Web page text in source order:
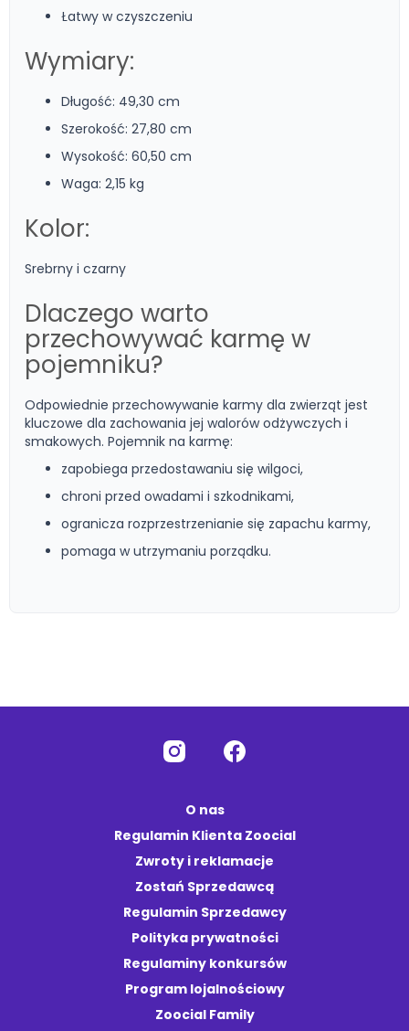
Łatwy w czyszczeniu
Wymiary:
Długość: 49,30 cm
Szerokość: 27,80 cm
Wysokość: 60,50 cm
Waga: 2,15 kg
Kolor:
Srebrny i czarny
Dlaczego warto
przechowywać karmę w
pojemniku?
Odpowiednie przechowywanie karmy dla zwierząt jest
kluczowe dla zachowania jej walorów odżywczych i
smakowych. Pojemnik na karmę:
zapobiega przedostawaniu się wilgoci,
chroni przed owadami i szkodnikami,
ogranicza rozprzestrzenianie się zapachu karmy,
pomaga w utrzymaniu porządku.
O nas
Regulamin Klienta Zoocial
Zwroty i reklamacje
Zostań Sprzedawcą
Regulamin Sprzedawcy
Polityka prywatności
Regulaminy konkursów
Program lojalnościowy
Zoocial Family